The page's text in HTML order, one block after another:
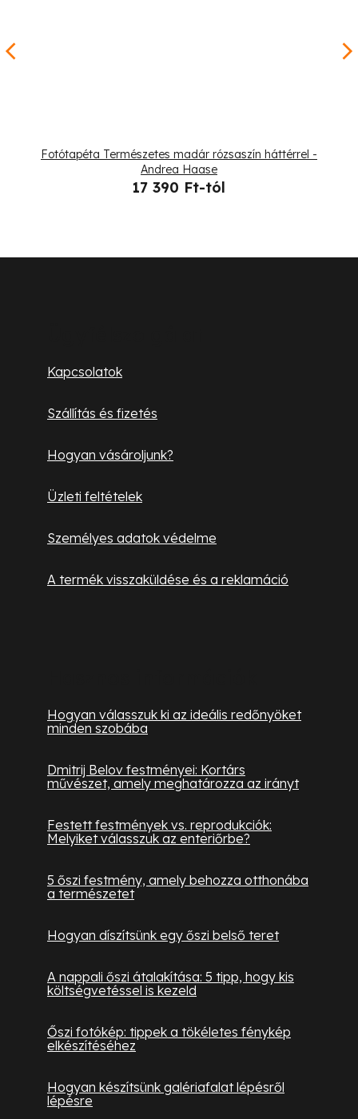
Fotótapéta Természetes madár rózsaszín háttérrel -
Andrea Haase
17 390 Ft-tól
Kapcsolatok
Szállítás és fizetés
Hogyan vásároljunk?
Üzleti feltételek
Személyes adatok védelme
A termék visszaküldése és a reklamáció
Hogyan válasszuk ki az ideális redőnyöket
minden szobába
Dmitrij Belov festményei: Kortárs
művészet, amely meghatározza az irányt
Festett festmények vs. reprodukciók:
Melyiket válasszuk az enteriőrbe?
5 őszi festmény, amely behozza otthonába
a természetet
Hogyan díszítsünk egy őszi belső teret
A nappali őszi átalakítása: 5 tipp, hogy kis
költségvetéssel is kezeld
Őszi fotókép: tippek a tökéletes fénykép
elkészítéséhez
Hogyan készítsünk galériafalat lépésről
lépésre